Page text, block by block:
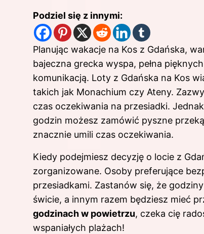
Podziel się z innymi:
Planując wakacje na Kos z Gdańska,
bajeczna grecka wyspa, pełna
komunikacją. Loty z Gdańska na Kos
takich jak Monachium czy Ateny.
czas oczekiwania na przesiadki.
godzin możesz zamówić pyszne
znacznie umili czas oczekiwania.
Kiedy podejmiesz decyzję o locie z
zorganizowane. Osoby preferujące
przesiadkami. Zastanów się, że
świcie, a innym razem będziesz mieć
godzinach w powietrzu, czeka cię
wspaniałych plażach!